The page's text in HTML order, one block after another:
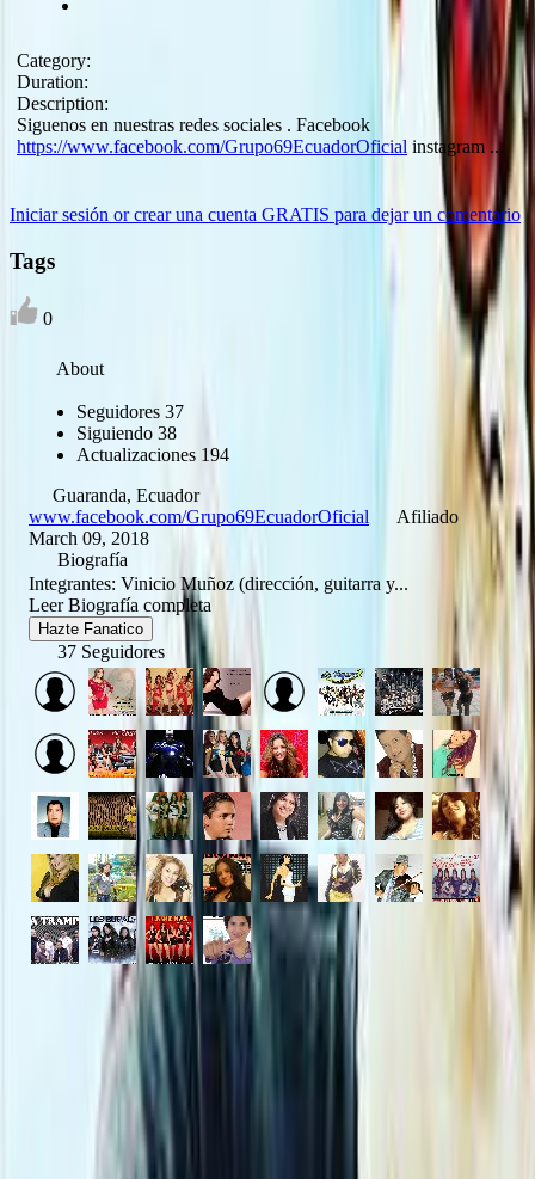
Category:
Duration:
Description:
Siguenos en nuestras redes sociales . Facebook
https://www.facebook.com/Grupo69EcuadorOficial instagram ...
Iniciar sesión or crear una cuenta GRATIS para dejar un comentario
Tags
0
About
Seguidores 37
Siguiendo 38
Actualizaciones 194
Guaranda, Ecuador
www.facebook.com/Grupo69EcuadorOficial
Afiliado
March 09, 2018
Biografía
Integrantes: Vinicio Muñoz (dirección, guitarra y...
Leer Biografía completa
Hazte Fanatico
37 Seguidores